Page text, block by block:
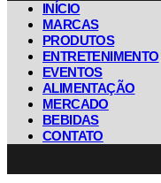
INÍCIO
MARCAS
PRODUTOS
ENTRETENIMENTO
EVENTOS
ALIMENTAÇÃO
MERCADO
BEBIDAS
CONTATO